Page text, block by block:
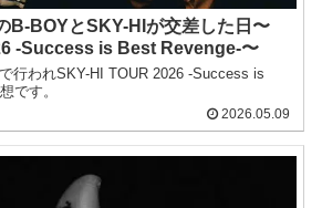
B-BOYとSKY-HIが交差した日〜
-Success is Best Revenge-〜
行われSKY-HI TOUR 2026 -Success is
です。
2026.05.09